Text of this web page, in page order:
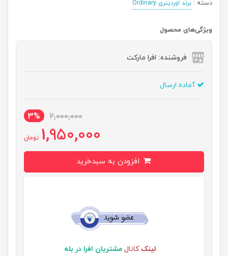
دسته : برند اوردینری Ordinary
ویژگی‌های محصول
فروشنده: افرا مارکت
آماده ارسال
2,000,000
3%
1,950,000 تومان
لینک کانال مشتریان افرا در بله